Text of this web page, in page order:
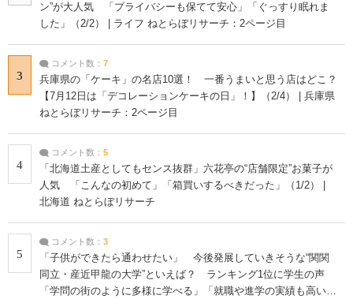
ン”が大人気 「プライバシーも保てて安心」「ぐっすり眠れま
した」（2/2） | ライフ ねとらぼリサーチ：2ページ目
3
コメント数： 7
兵庫県の「ケーキ」の名店10選！ 一番うまいと思う店はどこ？
【7月12日は「デコレーションケーキの日」！】（2/4） | 兵庫県
ねとらぼリサーチ：2ページ目
4
コメント数： 5
「北海道土産としてもセンス抜群」六花亭の“店舗限定”お菓子が
人気 「こんなの初めて」「箱買いするべきだった」（1/2） |
北海道 ねとらぼリサーチ
5
コメント数： 3
「子供ができたら通わせたい」 今後発展していきそうな“関関
同立・産近甲龍の大学”といえば？ ランキング1位に学生の声
「学問の街のように多様に学べる」「就職や進学の実績も高い」